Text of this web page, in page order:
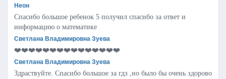
Неон
Спасибо большое ребенок 5 получил спасибо за ответ и
информацию о математике
Светлана Владимировна Зуева
❤️❤️❤️❤️❤️❤️❤️❤️❤️❤️❤️❤️❤️❤️❤️
Светлана Владимировна Зуева
Здраствуйте. Спасибо большое за гдз ,но было бы очень здорово